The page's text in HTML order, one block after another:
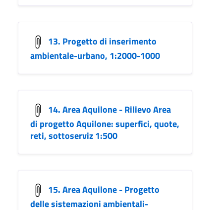
13. Progetto di inserimento
ambientale-urbano, 1:2000-1000
14. Area Aquilone - Rilievo Area
di progetto Aquilone: superfici, quote,
reti, sottoserviz 1:500
15. Area Aquilone - Progetto
delle sistemazioni ambientali-